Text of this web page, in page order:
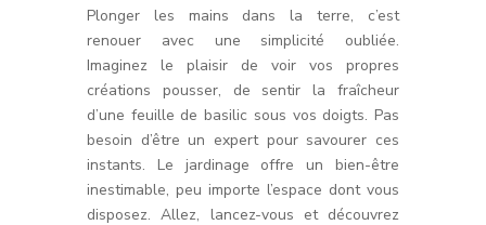
Plonger les mains dans la terre, c’est
renouer avec une simplicité oubliée.
Imaginez le plaisir de voir vos propres
créations pousser, de sentir la fraîcheur
d’une feuille de basilic sous vos doigts. Pas
besoin d’être un expert pour savourer ces
instants. Le jardinage offre un bien-être
inestimable, peu importe l’espace dont vous
disposez. Allez, lancez-vous et découvrez